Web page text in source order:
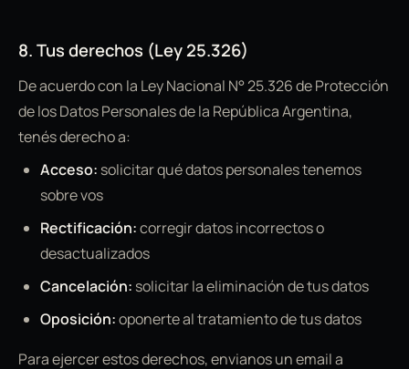
8. Tus derechos (Ley 25.326)
De acuerdo con la Ley Nacional N° 25.326 de Protección
de los Datos Personales de la República Argentina,
tenés derecho a:
Acceso: solicitar qué datos personales tenemos
sobre vos
Rectificación:corregir datos incorrectos o
desactualizados
Cancelación: solicitar la eliminación de tus datos
Oposición:oponerte al tratamiento de tus datos
Para ejercer estos derechos, envianos un email a